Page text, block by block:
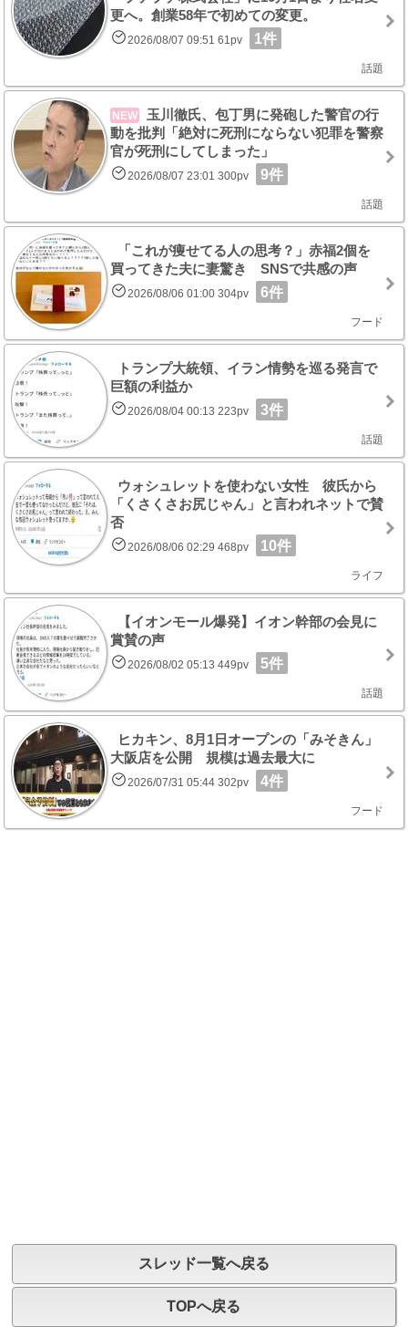
更へ。創業58年で初めての変更。
2026/08/07 09:51 61pv 1件
話題
NEW
玉川徹氏、包丁男に発砲した警官の行
動を批判「絶対に死刑にならない犯罪を警察
官が死刑にしてしまった」
2026/08/07 23:01 300pv 9件
話題
「これが痩せてる人の思考？」赤福2個を
買ってきた夫に妻驚き SNSで共感の声
2026/08/06 01:00 304pv 6件
フード
トランプ大統領、イラン情勢を巡る発言で
巨額の利益か
2026/08/04 00:13 223pv 3件
話題
ウォシュレットを使わない女性 彼氏から
「くさくさお尻じゃん」と言われネットで賛
否
2026/08/06 02:29 468pv 10件
ライフ
【イオンモール爆発】イオン幹部の会見に
賞賛の声
2026/08/02 05:13 449pv 5件
話題
ヒカキン、8月1日オープンの「みそきん」
大阪店を公開 規模は過去最大に
2026/07/31 05:44 302pv 4件
フード
スレッド一覧へ戻る
TOPへ戻る